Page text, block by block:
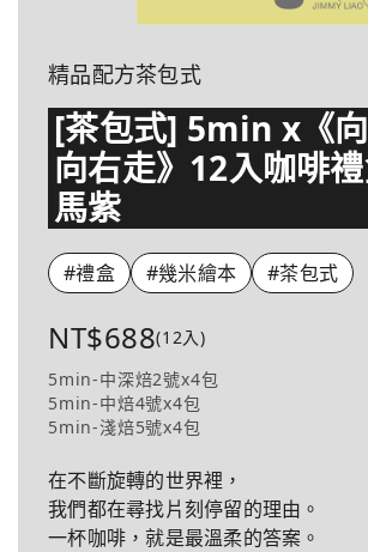
精品配方茶包式
[茶包式] 5min x《向
向右走》12入咖啡
馬紫
#禮盒 #幾米繪本 #茶包式
NT$688(12入)
5min-中深焙2號x4包
5min-中焙4號x4包
5min-淺焙5號x4包
在不斷旋轉的世界裡，
我們都在尋找片刻停留的理由。
一杯咖啡，就是最溫柔的答案。